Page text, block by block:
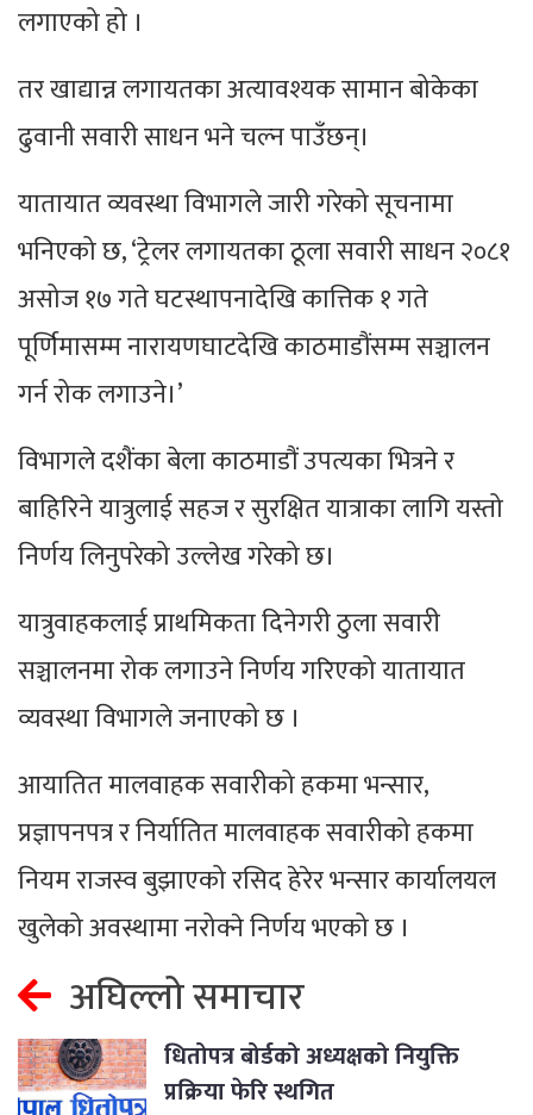
लगाएको हो ।
तर खाद्यान्न लगायतका अत्यावश्यक सामान बोकेका
ढुवानी सवारी साधन भने चल्न पाउँछन्।
यातायात व्यवस्था विभागले जारी गरेको सूचनामा
भनिएको छ, ‘ट्रेलर लगायतका ठूला सवारी साधन २०८१
असोज १७ गते घटस्थापनादेखि कात्तिक १ गते
पूर्णिमासम्म नारायणघाटदेखि काठमाडौंसम्म सञ्चालन
गर्न रोक लगाउने।’
विभागले दशैंका बेला काठमाडौं उपत्यका भित्रने र
बाहिरिने यात्रुलाई सहज र सुरक्षित यात्राका लागि यस्तो
निर्णय लिनुपरेको उल्लेख गरेको छ।
यात्रुवाहकलाई प्राथमिकता दिनेगरी ठुला सवारी
सञ्चालनमा रोक लगाउने निर्णय गरिएको यातायात
व्यवस्था विभागले जनाएको छ ।
आयातित मालवाहक सवारीको हकमा भन्सार,
प्रज्ञापनपत्र र निर्यातित मालवाहक सवारीको हकमा
नियम राजस्व बुझाएको रसिद हेरेर भन्सार कार्यालयल
खुलेको अवस्थामा नरोक्ने निर्णय भएको छ ।
अघिल्लो समाचार
धितोपत्र बोर्डको अध्यक्षको नियुक्ति
प्रक्रिया फेरि स्थगित